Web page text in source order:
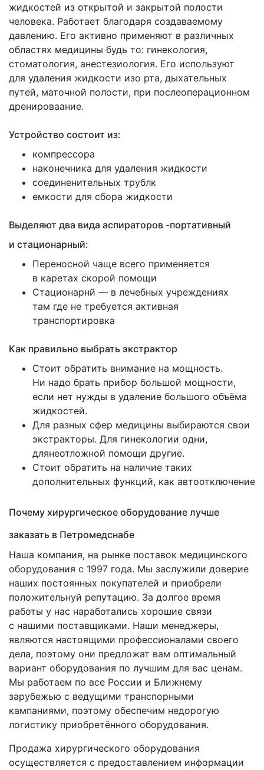
жидкостей из открытой и закрытой полости
человека. Работает благодаря создаваемому
давлению. Его активно применяют в различных
областях медицины будь то: гинекология,
стоматология, анестезиология. Его используют
для удаления жидкости изо рта, дыхательных
путей, маточной полости, при послеоперационном
дренироваание.
Устройство состоит из:
компрессора
наконечника для удаления жидкости
соединенительных трублк
емкости для сбора жидкости
Выделяют два вида аспираторов -портативный
и стационарный:
Переносной чаще всего применяется
в каретах скорой помощи
Стационарнй — в лечебных учреждениях
там где не требуется активная
транспортировка
Как правильно выбрать экстрактор
Стоит обратить внимание на мощность.
Ни надо брать прибор большой мощности,
если нет нужды в удаление большого объёма
жидкостей.
Для разных сфер медицины выбираются свои
экстракторы. Для гинекологии одни,
длянеотложной помощи другие.
Стоит обратить на наличие таких
дополнительных функций, как автоотключение
Почему хирургическое оборудование лучше
заказать в Петромедснабе
Наша компания, на рынке поставок медицинского
оборудования с 1997 года. Мы заслужили доверие
наших постоянных покупателей и приобрели
положительнуй репутацию. За долгое время
работы у нас наработались хорошие связи
с нашими поставщиками. Наши менеджеры,
являются настоящими профессионалами своего
дела, поэтому они предложат вам оптимальный
вариант оборудования по лучшим для вас ценам.
Мы работаем по все России и Ближнему
зарубежью с ведущими транспорными
кампаниями, поэтому обеспечим недорогую
логистику приобретённого оборудования.
Продажа хирургического оборудования
осуществляется с предоставлением информации